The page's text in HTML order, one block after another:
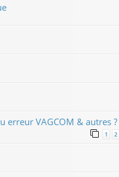
erreur VAGCOM & autres ?
1 2